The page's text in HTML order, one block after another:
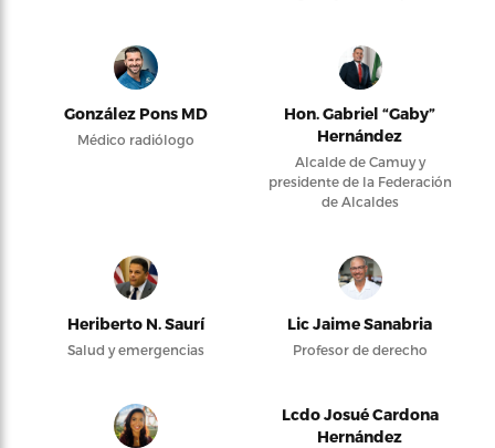
González Pons MD
Médico radiólogo
Hon. Gabriel “Gaby”
Hernández
Alcalde de Camuy y
presidente de la Federación
de Alcaldes
Heriberto N. Saurí
Salud y emergencias
Lic Jaime Sanabria
Profesor de derecho
Lcdo Josué Cardona
Hernández